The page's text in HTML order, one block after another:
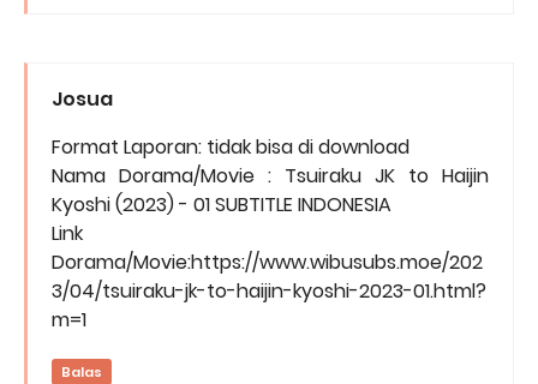
Josua
Format Laporan: tidak bisa di download
Nama Dorama/Movie : Tsuiraku JK to Haijin
Kyoshi (2023) - 01 SUBTITLE INDONESIA
Link
Dorama/Movie:https://www.wibusubs.moe/202
3/04/tsuiraku-jk-to-haijin-kyoshi-2023-01.html?
m=1
Balas